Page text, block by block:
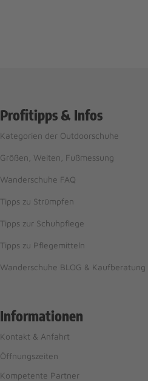
Profitipps & Infos
Kategorien der Outdoorschuhe
Größen, Weiten, Fußmessung
Wanderschuhe FAQ
Tipps zu Strümpfen
Tipps zur Schuhpflege
Tipps zu Pflegemitteln
Wanderschuhe BLOG & Kaufberatung
Informationen
Kontakt & Anfahrt
Öffnungszeiten
Kompetente Partner